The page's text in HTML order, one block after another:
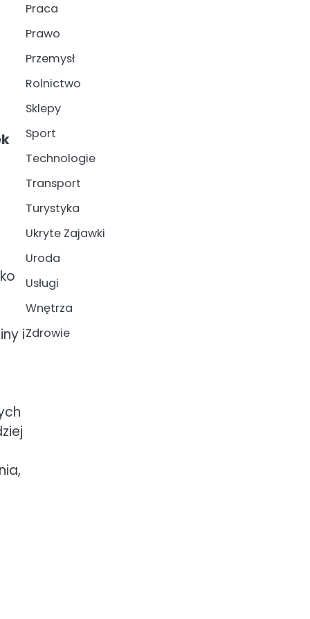
i
Praca
Prawo
Przemysł
Rolnictwo
Sklepy
Sport
Technologie
Transport
Turystyka
Ukryte Zajawki
Uroda
Usługi
Wnętrza
Zdrowie